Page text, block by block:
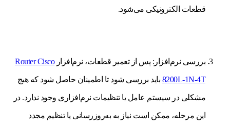
قطعات الکترونیکی می‌شود.
بررسی نرم‌افزار: پس از تعمیر قطعات، نرم‌افزارRouter Cisco
8200L-1N-4T باید بررسی شود تا اطمینان حاصل شود که هیچ
مشکلی در سیستم عامل یا تنظیمات نرم‌افزاری وجود ندارد. در
این مرحله، ممکن است نیاز به به‌روزرسانی یا تنظیم مجدد